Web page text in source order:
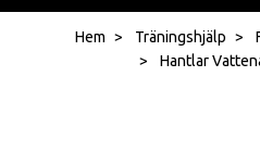
Hem Träningshjälp
Hantlar